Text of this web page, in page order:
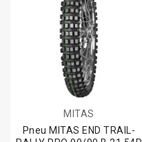
MITAS
Pneu MITAS END TRAIL-